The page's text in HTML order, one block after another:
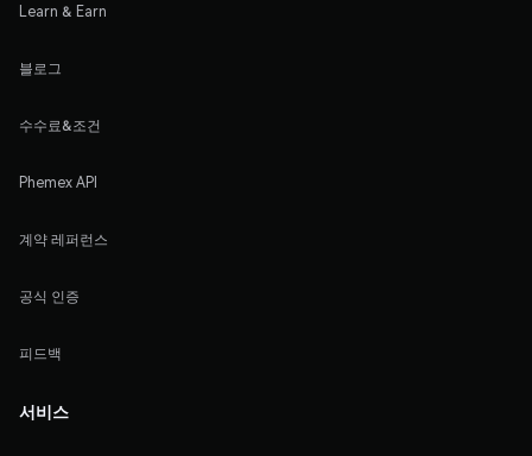
Learn & Earn
블로그
수수료&조건
Phemex API
계약 레퍼런스
공식 인증
피드백
서비스